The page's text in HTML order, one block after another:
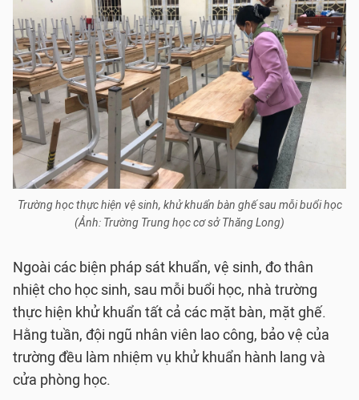
Trường học thực hiện vệ sinh, khử khuẩn bàn ghế sau mỗi buổi học
(Ảnh: Trường Trung học cơ sở Thăng Long)
Ngoài các biện pháp sát khuẩn, vệ sinh, đo thân
nhiệt cho học sinh, sau mỗi buổi học, nhà trường
thực hiện khử khuẩn tất cả các mặt bàn, mặt ghế.
Hằng tuần, đội ngũ nhân viên lao công, bảo vệ của
trường đều làm nhiệm vụ khử khuẩn hành lang và
cửa phòng học.